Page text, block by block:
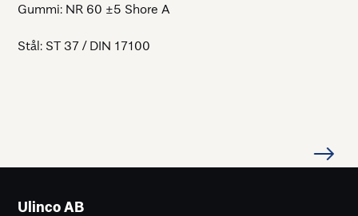
Gummi: NR 60 ±5 Shore A
Stål: ST 37 / DIN 17100
Ulinco AB